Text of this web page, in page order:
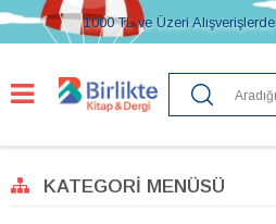
1000 TL ve Üzeri Alışverişlerde
KATEGORI MENÜSÜ